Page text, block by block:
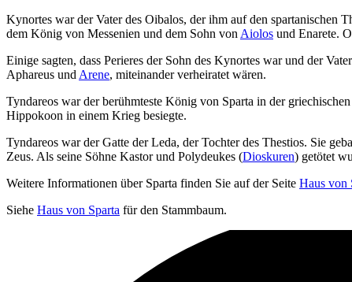
Kynortes war der Vater des Oibalos, der ihm auf den spartanischen
dem König von Messenien und dem Sohn von Aiolos und Enarete.
Einige sagten, dass Perieres der Sohn des Kynortes war und der
Aphareus und Arene, miteinander verheiratet wären.
Tyndareos war der berühmteste König von Sparta in der
Hippokoon in einem Krieg besiegte.
Tyndareos war der Gatte der Leda, der Tochter des Thestios. Sie
Zeus. Als seine Söhne Kastor und Polydeukes (Dioskuren) getötet
Weitere Informationen über Sparta finden Sie auf der Seite Haus von
Siehe Haus von Sparta für den Stammbaum.